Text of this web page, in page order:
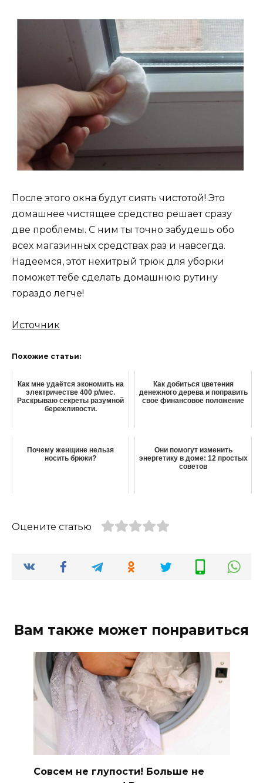
После этого окна будут сиять чистотой! Это
домашнее чистящее средство решает сразу
две проблемы. С ним ты точно забудешь обо
всех магазинных средствах раз и навсегда.
Надеемся, этот нехитрый трюк для уборки
поможет тебе сделать домашнюю рутину
гораздо легче!
Источник
Похожие статьи:
Как мне удаётся экономить на
электричестве 400 р/мес.
Раскрываю секреты разумной
бережливости.
Как добиться цветения
денежного дерева и поправить
своё финансовое положение
Почему женщине нельзя
носить брюки?
Они помогут изменить
энергетику в доме: 12 простых
советов
Оцените статью
Вам также может понравиться
Совсем не глупости! Больше не